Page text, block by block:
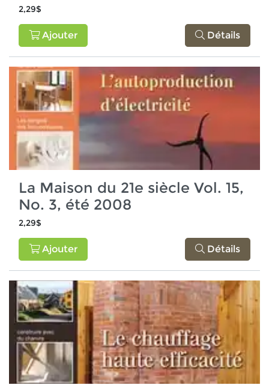
2,29$
Ajouter Détails
La Maison du 21e siècle Vol. 15,
No. 3, été 2008
2,29$
Ajouter Détails